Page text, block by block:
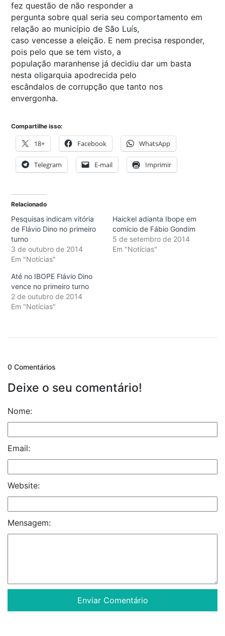
fez questão de não responder a
pergunta sobre qual seria seu comportamento em
relação ao município de São Luís,
caso vencesse a eleição. E nem precisa responder,
pois pelo que se tem visto, a
população maranhense já decidiu dar um basta
nesta oligarquia apodrecida pelo
escândalos de corrupção que tanto nos
envergonha.
Compartilhe isso:
18+ Facebook WhatsApp
Telegram E-mail Imprimir
Relacionado
Pesquisas indicam vitória
de Flávio Dino no primeiro
turno
3 de outubro de 2014
Em "Notícias"
Haickel adianta Ibope em
comício de Fábio Gondim
5 de setembro de 2014
Em "Notícias"
Até no IBOPE Flávio Dino
vence no primeiro turno
2 de outubro de 2014
Em "Notícias"
0 Comentários
Deixe o seu comentário!
Nome:
Email:
Website:
Mensagem: